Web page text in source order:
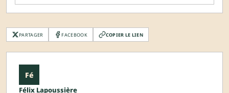
PARTAGER FACEBOOK COPIER LE LIEN
Fé
Félix Lapoussière